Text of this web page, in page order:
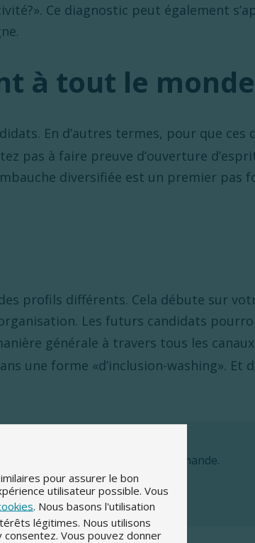
Ce diagnostic peut également
à tout le monde
En d’autres termes, pour que ces
pas à faire preuve d’ouverture
diversifiée est un premier pas
profils différents. Cela débute sur
Les futurs candidats
générale à travers tous les
une forme «d’inclusion-washing». Et
d'emploi numéro 1 une Suisse romande.
pour assurer le bon
utilisateur possible. Vous
. Nous basons l'utilisation
légitimes. Nous utilisons
Vous pouvez donner